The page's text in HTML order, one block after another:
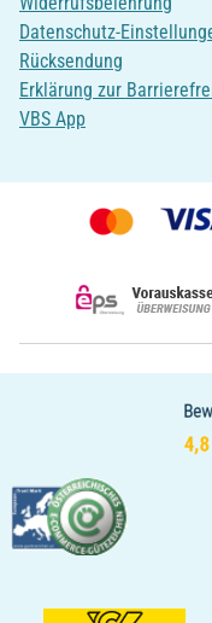
Datenschutz-
Rücksendung
Erklärung zur
VBS App